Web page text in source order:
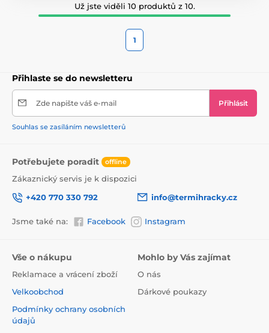
Už jste viděli 10 produktů z 10.
1
Přihlaste se do newsletteru
Zde napište váš e-mail Přihlásit
Souhlas se zasíláním newsletterů
Potřebujete poradit offline
Zákaznický servis je k dispozici
+420 770 330 792
info@termihracky.cz
Jsme také na: Facebook Instagram
Vše o nákupu
Reklamace a vrácení zboží
Velkoobchod
Podmínky ochrany osobních
údajů
Mohlo by Vás zajímat
O nás
Dárkové poukazy